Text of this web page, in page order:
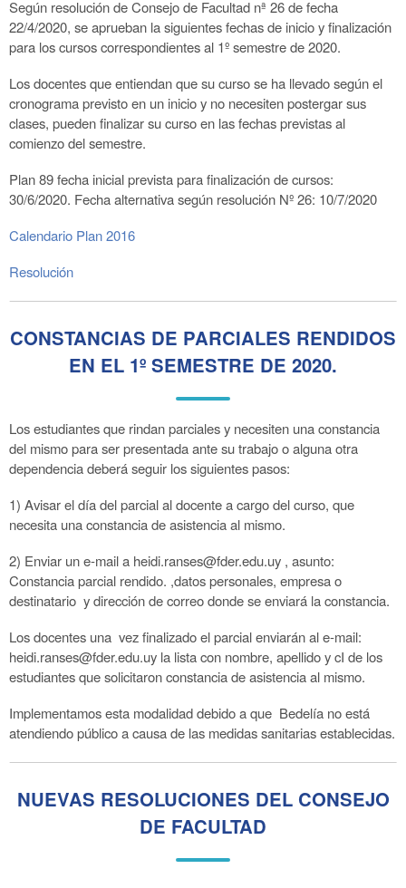
Según resolución de Consejo de Facultad nª 26 de fecha
22/4/2020, se aprueban la siguientes fechas de inicio y finalización
para los cursos correspondientes al 1º semestre de 2020.
Los docentes que entiendan que su curso se ha llevado según el
cronograma previsto en un inicio y no necesiten postergar sus
clases, pueden finalizar su curso en las fechas previstas al
comienzo del semestre.
Plan 89 fecha inicial prevista para finalización de cursos:
30/6/2020. Fecha alternativa según resolución Nº 26: 10/7/2020
Calendario Plan 2016
Resolución
CONSTANCIAS DE PARCIALES RENDIDOS
EN EL 1º SEMESTRE DE 2020.
Los estudiantes que rindan parciales y necesiten una constancia
del mismo para ser presentada ante su trabajo o alguna otra
dependencia deberá seguir los siguientes pasos:
1) Avisar el día del parcial al docente a cargo del curso, que
necesita una constancia de asistencia al mismo.
2) Enviar un e-mail a heidi.ranses@fder.edu.uy , asunto:
Constancia parcial rendido. ,datos personales, empresa o
destinatario y dirección de correo donde se enviará la constancia.
Los docentes una vez finalizado el parcial enviarán al e-mail:
heidi.ranses@fder.edu.uy la lista con nombre, apellido y cI de los
estudiantes que solicitaron constancia de asistencia al mismo.
Implementamos esta modalidad debido a que Bedelía no está
atendiendo público a causa de las medidas sanitarias establecidas.
NUEVAS RESOLUCIONES DEL CONSEJO
DE FACULTAD